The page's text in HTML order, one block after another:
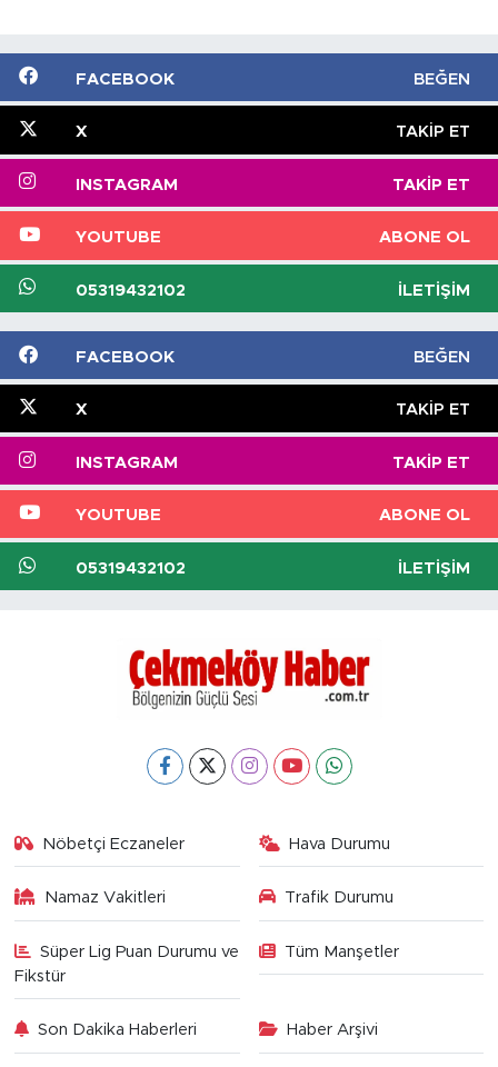
FACEBOOK BEĞEN
X TAKIP ET
INSTAGRAM TAKIP ET
YOUTUBE ABONE OL
05319432102 İLETIŞIM
FACEBOOK BEĞEN
X TAKIP ET
INSTAGRAM TAKIP ET
YOUTUBE ABONE OL
05319432102 İLETIŞIM
Nöbetçi Eczaneler Hava Durumu
Namaz Vakitleri Trafik Durumu
Süper Lig Puan Durumu ve
Fikstür
Tüm Manşetler
Son Dakika Haberleri Haber Arşivi